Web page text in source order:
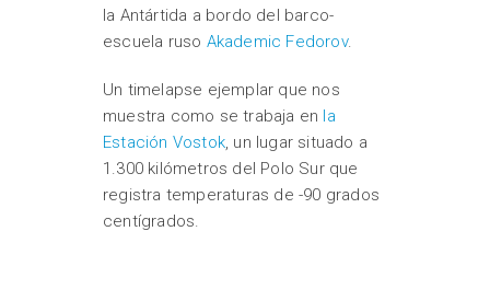
la Antártida a bordo del barco-
escuela ruso Akademic Fedorov.
Un timelapse ejemplar que nos
muestra como se trabaja en la
Estación Vostok , un lugar situado a
1.300 kilómetros del Polo Sur que
registra temperaturas de -90 grados
centígrados.